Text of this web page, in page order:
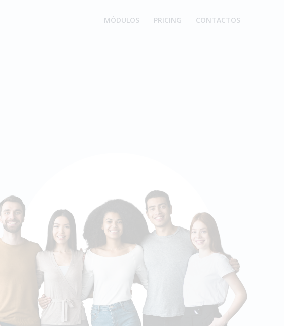
MÓDULOS PRICING CONTACTOS